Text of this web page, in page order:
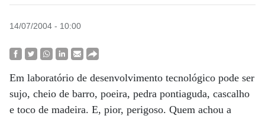
14/07/2004 - 10:00
Em laboratório de desenvolvimento tecnológico pode ser
sujo, cheio de barro, poeira, pedra pontiaguda, cascalho
e toco de madeira. E, pior, perigoso. Quem achou a